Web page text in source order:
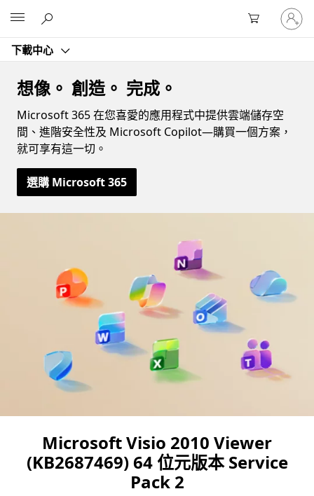
下載中心
登
入
您
想像。 創造。 完成。
Microsoft 365 在您喜愛的應用程式中提供雲端儲存空
間、進階安全性及 Microsoft Copilot—購買一個方案，
就可享有這一切。
選購 Microsoft 365
Microsoft Visio 2010 Viewer
(KB2687469) 64 位元版本 Service
Pack 2